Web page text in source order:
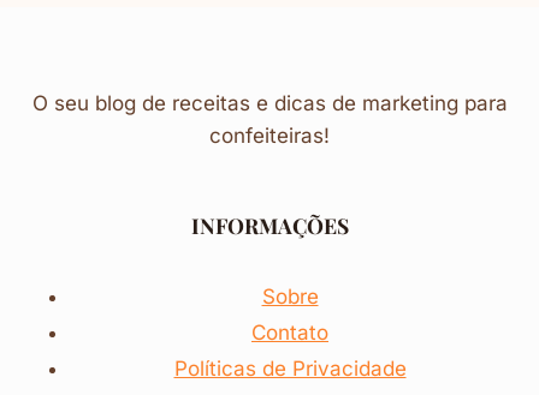
O seu blog de receitas e dicas de marketing para
confeiteiras!
INFORMAÇÕES
Sobre
Contato
Políticas de Privacidade